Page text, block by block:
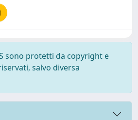
sono protetti da copyright e
salvo diversa